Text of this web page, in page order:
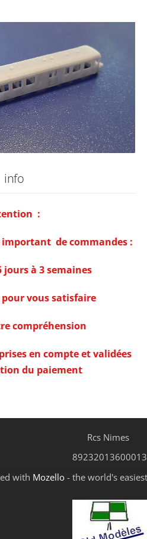
info
:
de commandes :
jours à 3 semaines
pour vous satisfaire
compréhension
en compte et validées
du paiement
Rcs Nimes
89232013600013
with Mozello - the world's